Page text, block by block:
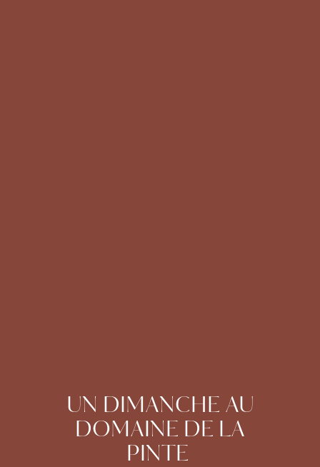
UN DIMANCHE AU
DOMAINE DE LA
PINTE